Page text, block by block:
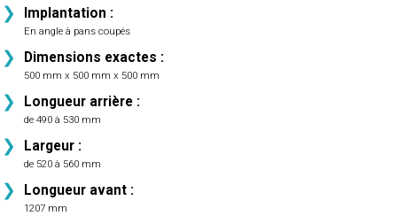
Implantation :
En angle à pans coupés
Dimensions exactes :
500 mm x 500 mm x 500 mm
Longueur arrière :
de 490 à 530 mm
Largeur :
de 520 à 560 mm
Longueur avant :
1207 mm